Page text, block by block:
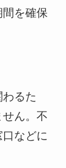
間を確保
るた
ん。不
などに